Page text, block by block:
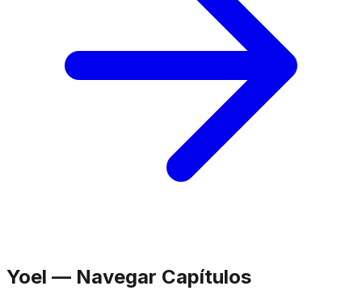
Yoel — Navegar Capítulos